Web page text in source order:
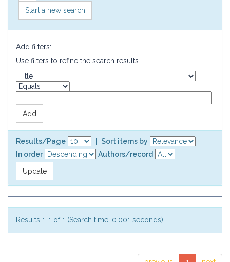
Start a new search
Add filters:
Use filters to refine the search results.
Results/Page
Sort items by
In order
Authors/record
Results 1-1 of 1 (Search time: 0.001 seconds).